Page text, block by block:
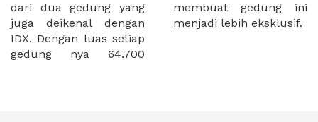
dari dua gedung yang
juga deikenal dengan
IDX. Dengan luas setiap
gedung nya 64.700
membuat gedung ini
menjadi lebih eksklusif.